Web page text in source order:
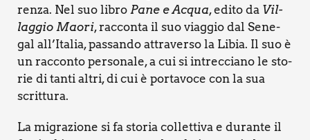
ren­za. Nel suo libro Pane e Acqua, edi­to da Vil­
lag­gio Mao­ri, rac­con­ta il suo viag­gio dal Sene­
gal all’Italia, pas­san­do attra­ver­so la Libia. Il suo è
un rac­con­to per­so­na­le, a cui si intrec­cia­no le sto­
rie di tan­ti altri, di cui è por­ta­vo­ce con la sua
scrit­tu­ra.
La migra­zio­ne si fa sto­ria col­let­ti­va e duran­te il